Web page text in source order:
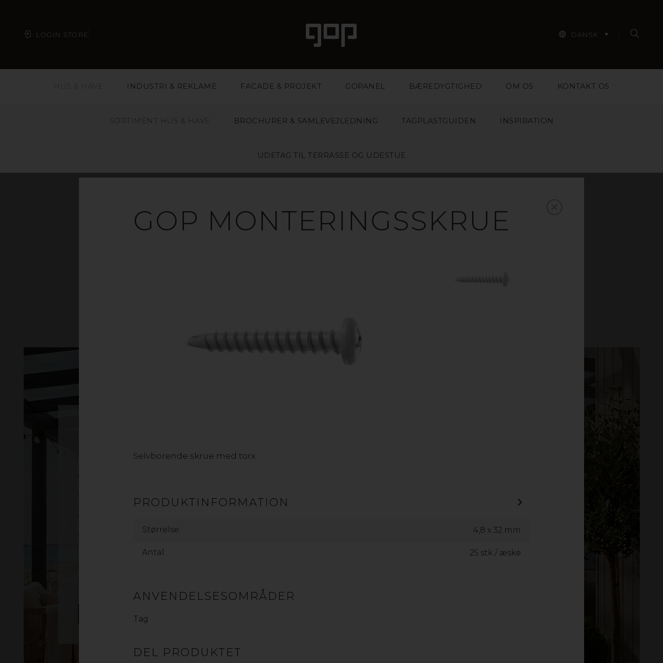
LOGIN STORE DANSK
INDUSTRI & REKLAME FACADE & PROJEKT GOPANEL BÆREDYGTIGHED OM OS KONTAKT OS
SORTIMENT HUS & HAVE BROCHURER & SAMLEVEJLEDNING TAGPLASTGUIDEN INSPIRATION
UDETAG TIL TERRASSE OG UDESTUE
GOP MONTERINGSSKRUE
Selvborende skrue med torx.
PRODUKTINFORMATION
Størrelse: 4,8 x 32 mm
Antal: 25 stk / æske
ANVENDELSESOMRÅDER
Tag
DEL PRODUKTET
PREMIUM UDETAG MED
terrasse – med
med gop Skyroof. Transparente
lavere vægt og højere styrke.